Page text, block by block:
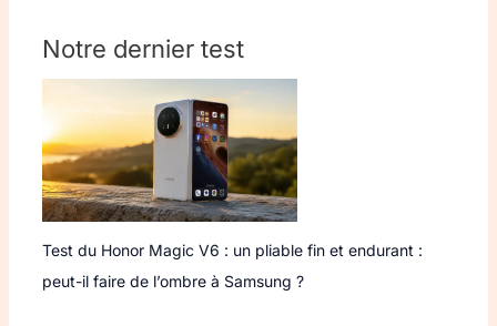
Notre dernier test
Test du Honor Magic V6 : un pliable fin et endurant :
peut-il faire de l’ombre à Samsung ?